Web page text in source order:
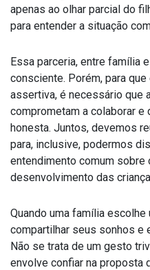
apenas ao olhar parcial do
para entender a situação
Essa parceria, entre família
consciente. Porém, para
assertiva, é necessário que
comprometam a colaborar e
honesta. Juntos, devemos
para, inclusive, podermos
entendimento comum sobre
desenvolvimento das
Quando uma família escolhe
compartilhar seus sonhos e
Não se trata de um gesto
envolve confiar na proposta